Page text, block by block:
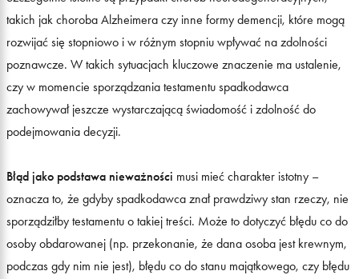
takich jak choroba Alzheimera czy inne formy demencji, które mogą
rozwijać się stopniowo i w różnym stopniu wpływać na zdolności
poznawcze. W takich sytuacjach kluczowe znaczenie ma ustalenie,
czy w momencie sporządzania testamentu spadkodawca
zachowywał jeszcze wystarczającą świadomość i zdolność do
podejmowania decyzji.
Błąd jako podstawa nieważności musi mieć charakter istotny –
oznacza to, że gdyby spadkodawca znał prawdziwy stan rzeczy, nie
sporządziłby testamentu o takiej treści. Może to dotyczyć błędu co do
osoby obdarowanej (np. przekonanie, że dana osoba jest krewnym,
podczas gdy nim nie jest), błędu co do stanu majątkowego, czy błędu